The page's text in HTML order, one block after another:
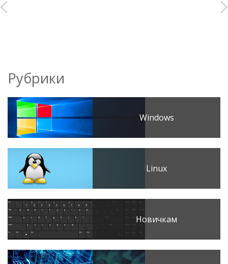
Рубрики
Windows
Linux
Новичкам